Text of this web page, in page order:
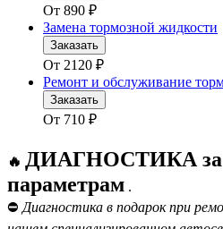
От 890 ₽
Замена тормозной жидкости
Заказать
От 2120 ₽
Ремонт и обслуживание
Заказать
От 710 ₽
🔥 ДИАГНОСТИКА за
параметрам .
⛔ Диагностика в подарок при